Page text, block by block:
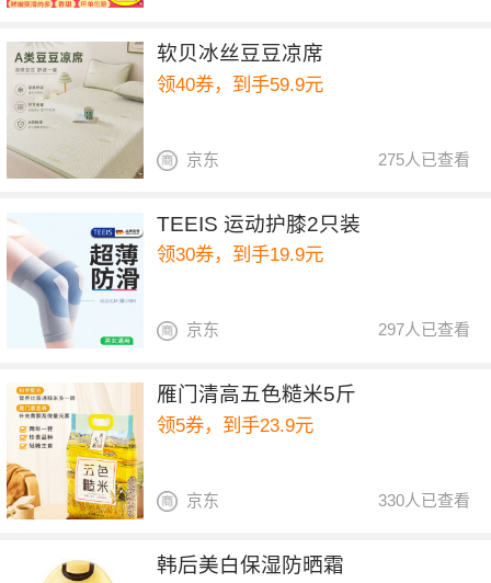
软贝冰丝豆豆凉席
领40券，到手59.9元
275人已查看
京东
TEEIS 运动护膝2只装
领30券，到手19.9元
297人已查看
京东
雁门清高五色糙米5斤
领5券，到手23.9元
330人已查看
京东
韩后美白保湿防晒霜